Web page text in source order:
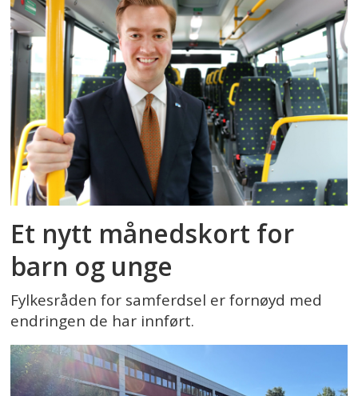
Et nytt månedskort for
barn og unge
Fylkesråden for samferdsel er fornøyd med
endringen de har innført.